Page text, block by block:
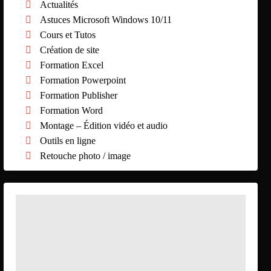
Actualités
Astuces Microsoft Windows 10/11
Cours et Tutos
Création de site
Formation Excel
Formation Powerpoint
Formation Publisher
Formation Word
Montage – Édition vidéo et audio
Outils en ligne
Retouche photo / image